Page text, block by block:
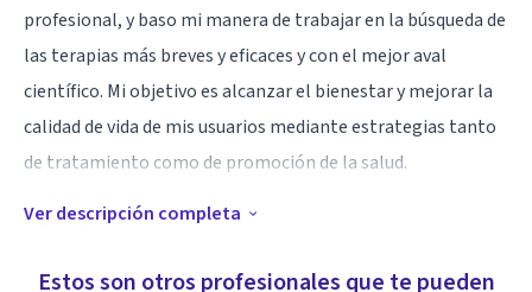
profesional, y baso mi manera de trabajar en la búsqueda de
las terapias más breves y eficaces y con el mejor aval
científico. Mi objetivo es alcanzar el bienestar y mejorar la
calidad de vida de mis usuarios mediante estrategias tanto
de tratamiento como de promoción de la salud.
Especialidad
Ver descripción completa
Estos son otros profesionales que te pueden